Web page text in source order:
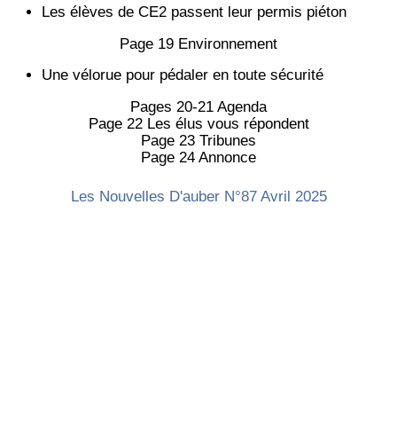
Les élèves de CE2 passent leur permis piéton
Page 19 Environnement
Une vélorue pour pédaler en toute sécurité
Pages 20-21 Agenda
Page 22 Les élus vous répondent
Page 23 Tribunes
Page 24 Annonce
Les Nouvelles D'auber N°87 Avril 2025